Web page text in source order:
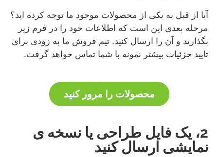
آیا از قبل به یکی از محصولات موجود ما توجه کرده اید؟
مرحله بعدی این است که اطلاعات خود را در فرم زیر
بگذارید و آن را ارسال کنید. تیم فروش ما به زودی برای
تایید جزئیات بیشتر نمونه با شما تماس خواهد گرفت.
محصولات را مرور کنید
2، یک فایل طراحی یا نسخه ی
نمایشی ارسال کنید